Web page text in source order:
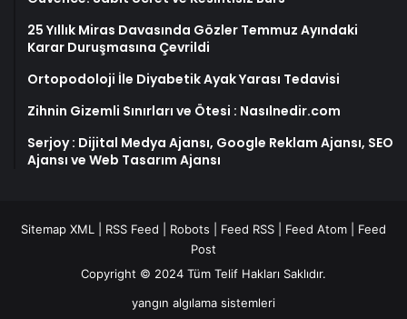
25 Yıllık Miras Davasında Gözler Temmuz Ayındaki
Karar Duruşmasına Çevrildi
Ortopodoloji İle Diyabetik Ayak Yarası Tedavisi
Zihnin Gizemli Sınırları ve Ötesi : Nasılnedir.com
Serjoy : Dijital Medya Ajansı, Google Reklam Ajansı, SEO
Ajansı ve Web Tasarım Ajansı
Sitemap XML RSS Feed Robots Feed RSS Feed Atom
Feed
Post
Copyright © 2024 Tüm Telif Hakları Saklıdır.
yangın algılama sistemleri